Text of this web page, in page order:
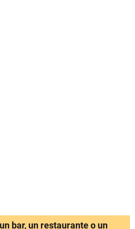
bar, un restaurante o un